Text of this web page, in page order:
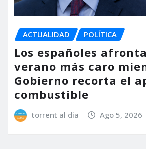
ACTUALIDAD POLÍTICA
Los españoles
verano más caro
Gobierno recorta el
combustible
torrent al dia Ago 5, 2026